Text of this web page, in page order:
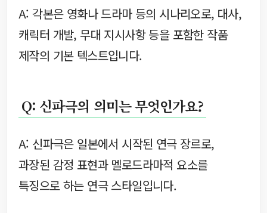
A: 각본은 영화나 드라마 등의 시나리오로, 대사,
캐릭터 개발, 무대 지시사항 등을 포함한 작품
제작의 기본 텍스트입니다.
Q: 신파극의 의미는 무엇인가요?
A: 신파극은 일본에서 시작된 연극 장르로,
과장된 감정 표현과 멜로드라마적 요소를
특징으로 하는 연극 스타일입니다.